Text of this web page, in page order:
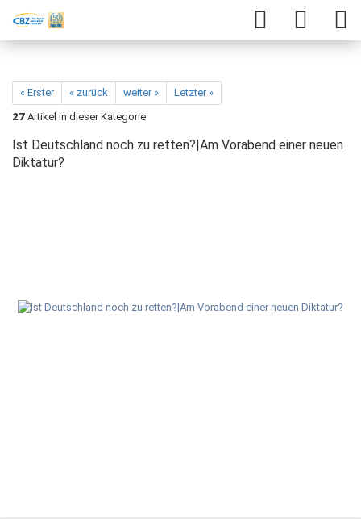
« Erster « zurück weiter »
Letzter »
27 Artikel in dieser Kategorie
Ist Deutschland noch zu retten?|Am Vorabend einer neuen
Diktatur?